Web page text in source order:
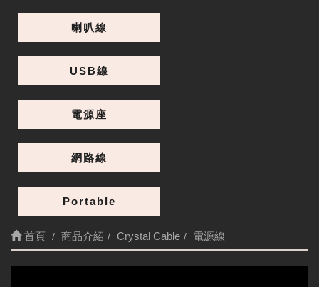
喇叭線
USB線
電源座
網路線
Portable
首頁 商品介紹 Crystal Cable 電源線